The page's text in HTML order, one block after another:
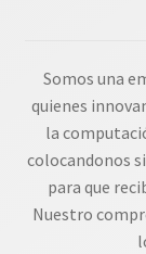
Somos una
quienes
la
colocandonos
para que
Nuestro